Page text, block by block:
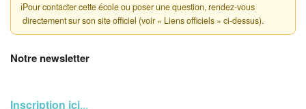
ℹPour contacter cette école ou poser une question, rendez-vous
directement sur son site officiel (voir « Liens officiels » ci-dessus).
Notre newsletter
Inscription ici...